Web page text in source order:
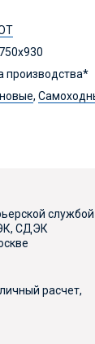
производства*
,
службой
СДЭК
расчет,